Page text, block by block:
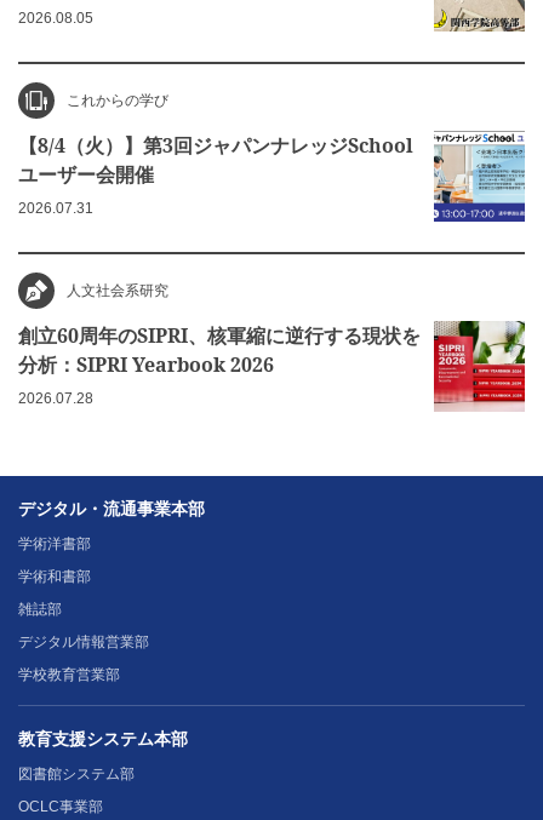
2026.08.05
これからの学び
【8/4（火）】第3回ジャパンナレッジSchool
ユーザー会開催
2026.07.31
人文社会系研究
創立60周年のSIPRI、核軍縮に逆行する現状を
分析：SIPRI Yearbook 2026
2026.07.28
デジタル・流通事業本部
学術洋書部
学術和書部
雑誌部
デジタル情報営業部
学校教育営業部
教育支援システム本部
図書館システム部
OCLC事業部